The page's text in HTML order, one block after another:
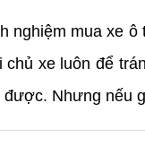
nghiệm mua xe
chủ xe luôn để
Nhưng nếu